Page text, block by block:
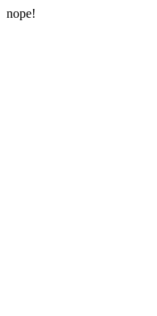
nope!